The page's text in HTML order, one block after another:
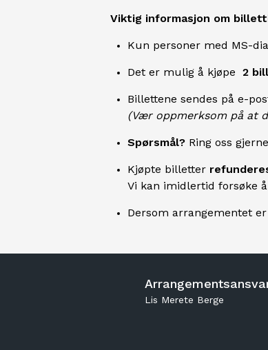
Viktig informasjon om
Kun personer med MS-
Det er mulig å kjøpe 2
Billettene sendes på e-
(Vær oppmerksom på at
Spørsmål? Ring oss
Kjøpte billetter
Vi kan imidlertid forsøke
Dersom arrangementet er
Lis Merete Berge